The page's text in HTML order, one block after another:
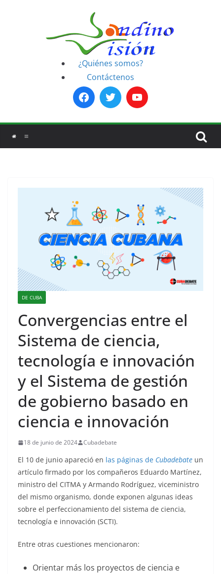
¿Quiénes somos?
Contáctenos
DE CUBA
Convergencias entre el
Sistema de ciencia,
tecnología e innovación
y el Sistema de gestión
de gobierno basado en
ciencia e innovación
18 de junio de 2024 Cubadebate
El 10 de junio apareció en las páginas de Cubadebate un
artículo firmado por los compañeros Eduardo Martínez,
ministro del CITMA y Armando Rodríguez, viceministro
del mismo organismo, donde exponen algunas ideas
sobre el perfeccionamiento del sistema de ciencia,
tecnología e innovación (SCTI).
Entre otras cuestiones mencionaron:
Orientar más los proyectos de ciencia e